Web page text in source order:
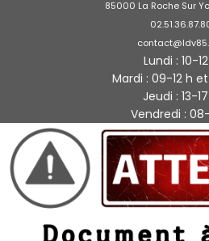
85000 La Roche Sur
Lundi : 10-
Mardi : 09-12 h et
Jeudi : 13-
Vendredi :